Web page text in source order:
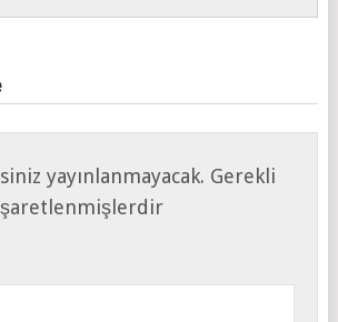
yayınlanmayacak. Gerekli